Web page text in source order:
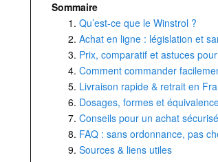
Sommaire
Qu’est-ce que le Winstrol ?
Achat en ligne : législation et
Prix, comparatif et astuces
Comment commander
Livraison rapide & retrait en
Dosages, formes et
Conseils pour un achat sécurisé
FAQ : sans ordonnance, pas
Sources & liens utiles